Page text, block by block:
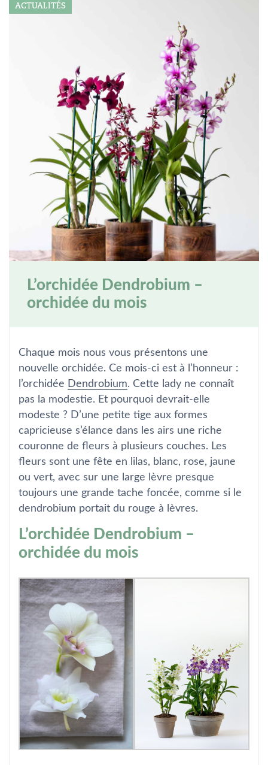
ACTUALITÉS
L’orchidée Dendrobium –
orchidée du mois
Chaque mois nous vous présentons une
nouvelle orchidée. Ce mois-ci est à l’honneur :
l’orchidée Dendrobium. Cette lady ne connaît
pas la modestie. Et pourquoi devrait-elle
modeste ? D’une petite tige aux formes
capricieuse s’élance dans les airs une riche
couronne de fleurs à plusieurs couches. Les
fleurs sont une fête en lilas, blanc, rose, jaune
ou vert, avec sur une large lèvre presque
toujours une grande tache foncée, comme si le
dendrobium portait du rouge à lèvres.
L’orchidée Dendrobium –
orchidée du mois